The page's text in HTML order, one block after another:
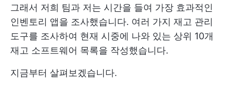
그래서 저희 팀과 저는 시간을 들여 가장 효과적인
인벤토리 앱을 조사했습니다. 여러 가지 재고 관리
도구를 조사하여 현재 시중에 나와 있는 상위 10개
재고 소프트웨어 목록을 작성했습니다.
지금부터 살펴보겠습니다.